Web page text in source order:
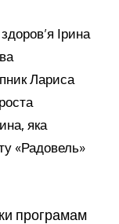
Ірина
Лариса
яка
«Радовель»
програмам